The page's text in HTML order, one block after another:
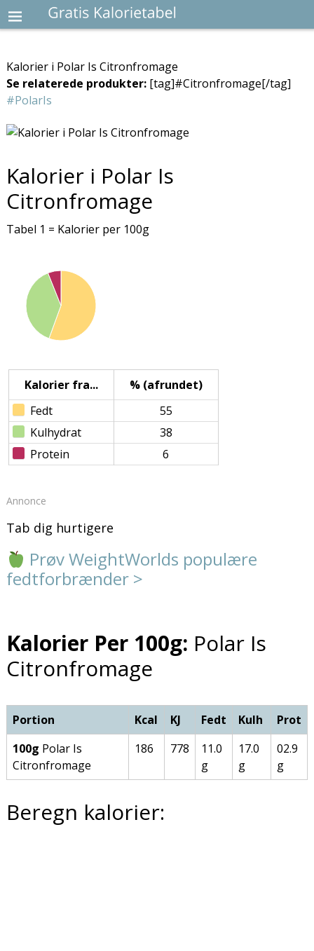
Kalorier i Polar Is Citronfromage
Se relaterede produkter:[tag]#Citronfromage[/tag]
#PolarIs
Kalorier i Polar Is
Citronfromage
Tabel 1 = Kalorier per 100g
Kalorier fra...
% (afrundet)
Fedt
55
Kulhydrat
38
Protein
6
Annonce
Tab dig hurtigere
Prøv WeightWorlds populære
fedtforbrænder >
Kalorier Per 100g: Polar Is
Citronfromage
Portion Kcal KJ Fedt Kulh
Prot
100g Polar Is
Citronfromage
186 778
11.0
g
17.0
g
02.9
g
Beregn kalorier: